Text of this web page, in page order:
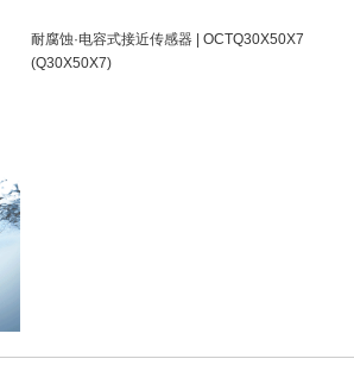
耐腐蚀·电容式接近传感器 | OCTQ30X50X7
(Q30X50X7)